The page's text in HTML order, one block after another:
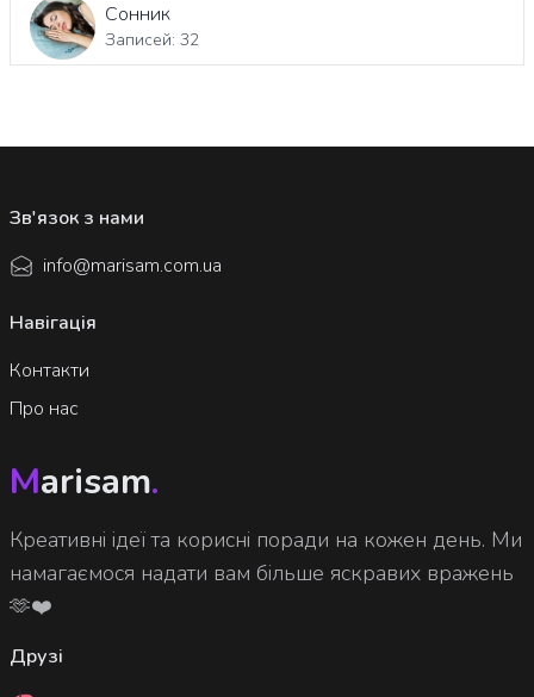
Сонник
Записей: 32
Marisam.
Креативні ідеї та корисні поради на кожен день. Ми
намагаємося надати вам більше яскравих вражень
🫶❤️
Друзі
Навігація
Контакти
Про нас
Зв'язок з нами
info@marisam.com.ua